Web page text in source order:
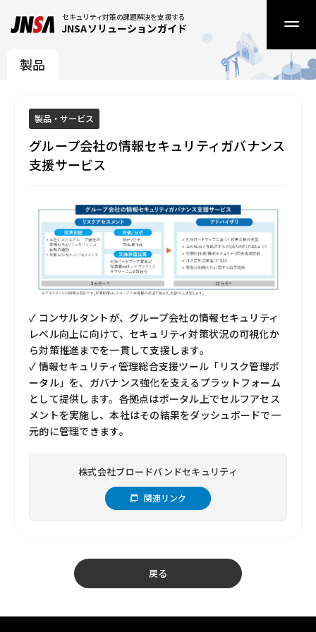
セキュリティ対策の課題解決を支援する
JNSAソリューションガイド
製品
製品・サービス
グループ会社の情報セキュリティガバナンス
支援サービス
✓ コンサルタントが、グループ会社の情報セキュリティ
レベル向上に向けて、セキュリティ対策状況の可視化か
ら対策推進までを一貫して支援します。
✓ 情報セキュリティ管理総合支援ツール「リスク管理ポ
ータル」を、ガバナンス強化を支えるプラットフォーム
として提供します。各拠点はポータル上でセルフアセス
メントを実施し、本社はその結果をダッシュボードで一
元的に管理できます。
株式会社ブロードバンドセキュリティ
関連リンク
戻る